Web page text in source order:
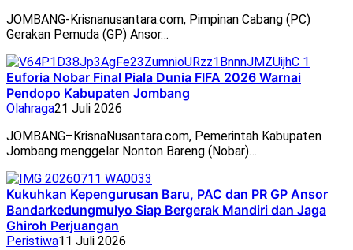
JOMBANG-Krisnanusantara.com, Pimpinan Cabang (PC)
Gerakan Pemuda (GP) Ansor…
Euforia Nobar Final Piala Dunia FIFA 2026 Warnai
Pendopo Kabupaten Jombang
Olahraga21 Juli 2026
JOMBANG–KrisnaNusantara.com, Pemerintah Kabupaten
Jombang menggelar Nonton Bareng (Nobar)…
Kukuhkan Kepengurusan Baru, PAC dan PR GP Ansor
Bandarkedungmulyo Siap Bergerak Mandiri dan Jaga
Ghiroh Perjuangan
Peristiwa11 Juli 2026